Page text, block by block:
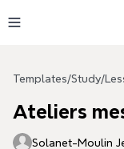
Templates/Study/
Ateliers
Solanet-Moulin